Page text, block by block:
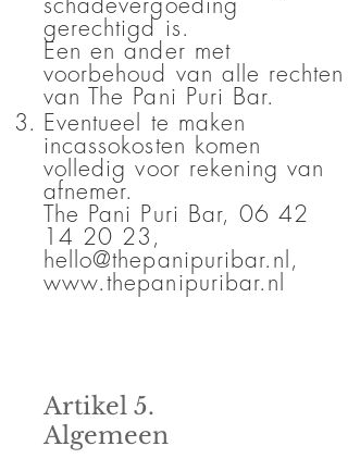
gerechtigd is.
Een en ander met
voorbehoud van alle rechten
van The Pani Puri Bar.
Eventueel te maken
incassokosten komen
volledig voor rekening van
afnemer.
The Pani Puri Bar, 06 42
14 20 23,
hello@thepanipuribar.nl,
www.thepanipuribar.nl
Artikel 5.
Algemeen